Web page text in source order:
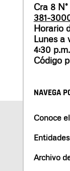
Cra 8
381-
Horario
Lunes a
4:30 p.m.
Código
NAVEGA
Conoce
Archivo